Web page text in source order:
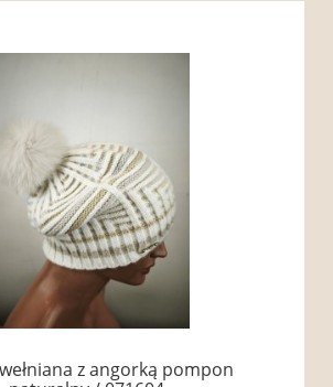
z angorką pompon